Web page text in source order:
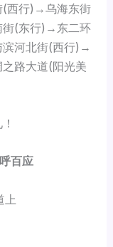
(西行)→乌海东街
街(东行)→ 东二环
河北街(西行)→
路大道(阳光美
百应
上